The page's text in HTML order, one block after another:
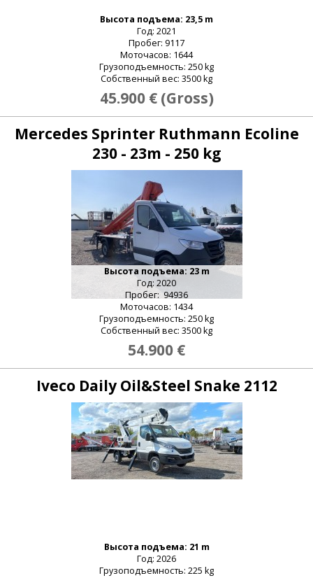
Высота подъема: 23,5 m
Год: 2021
Пробег: 9117
Моточасов: 1644
Грузоподъемность: 250 kg
Собственный вес: 3500 kg
45.900 € (Gross)
Mercedes Sprinter Ruthmann Ecoline
230 - 23m - 250 kg
Высота подъема: 23 m
Год: 2020
Пробег: 94936
Моточасов: 1434
Грузоподъемность: 250 kg
Собственный вес: 3500 kg
54.900 €
Iveco Daily Oil&Steel Snake 2112
Высота подъема: 21 m
Год: 2026
Грузоподъемность: 225 kg